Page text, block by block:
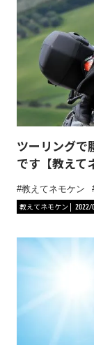
ツーリングで
です【教えて
教えてネモケン
教えてネモケン
2022/